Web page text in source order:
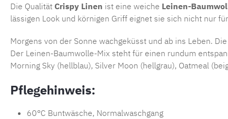
Die Qualität Crispy Linen ist eine weiche Leinen-
lässigen Look und körnigen Griff eignet sie sich nicht nur
Morgens von der Sonne wachgeküsst und ab ins Leben.
Der Leinen-Baumwolle-Mix steht für einen rundum
Morning Sky (hellblau), Silver Moon (hellgrau), Oatmeal
Pflegehinweis:
60°C Buntwäsche, Normalwaschgang